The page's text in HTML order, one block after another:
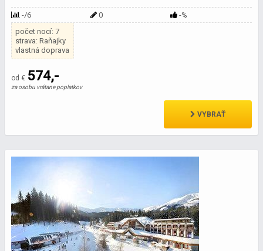
-/6 0
-%
počet nocí: 7
strava: Raňajky
vlastná doprava
od € 574,-
za osobu vrátane poplatkov
VYBRAŤ